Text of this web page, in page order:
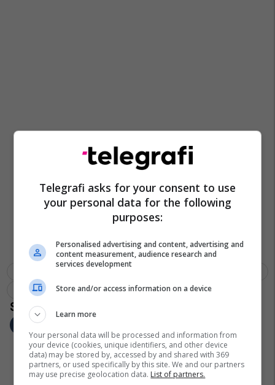
Vjedhje
Plafoni
Telegrafi asks for your consent to use
your personal data for the following
purposes:
Personalised advertising and content, advertising and
content measurement, audience research and
services development
Store and/or access information on a device
Learn more
Your personal data will be processed and information from
your device (cookies, unique identifiers, and other device
data) may be stored by, accessed by and shared with 369
partners, or used specifically by this site. We and our partners
may use precise geolocation data. List of partners.